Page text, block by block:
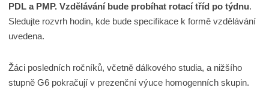
PDL a PMP. Vzdělávání bude probíhat rotací tříd po týdnu.
Sledujte rozvrh hodin, kde bude specifikace k formě vzdělávání
uvedena.
Žáci posledních ročníků, včetně dálkového studia, a nižšího
stupně G6 pokračují v prezenční výuce homogenních skupin.